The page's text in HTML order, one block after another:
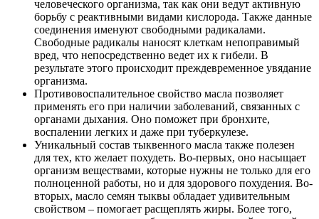
человеческого организма, так как они ведут активную
борьбу с реактивными видами кислорода. Также данные
соединения именуют свободными радикалами.
Свободные радикалы наносят клеткам непоправимый
вред, что непосредственно ведет их к гибели. В
результате этого происходит преждевременное увядание
организма.
Противовоспалительное свойство масла позволяет
применять его при наличии заболеваний, связанных с
органами дыхания. Оно поможет при бронхите,
воспалении легких и даже при туберкулезе.
Уникальный состав тыквенного масла также полезен
для тех, кто желает похудеть. Во-первых, оно насыщает
организм веществами, которые нужны не только для его
полноценной работы, но и для здорового похудения. Во-
вторых, масло семян тыквы обладает удивительным
свойством – помогает расщеплять жиры. Более того,